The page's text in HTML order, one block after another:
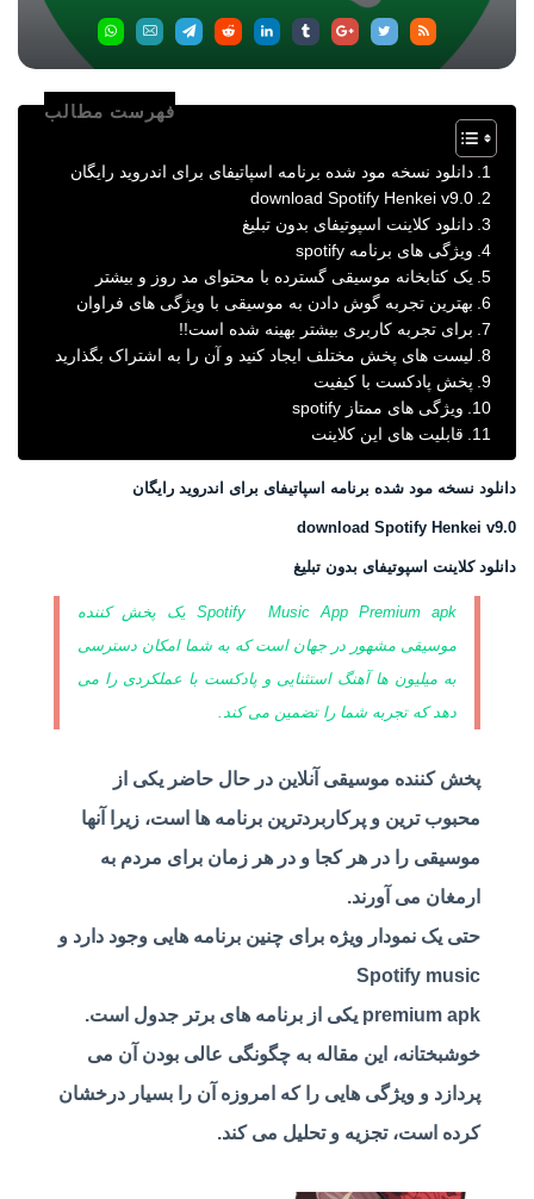
فهرست مطالب
دانلود نسخه مود شده برنامه اسپاتیفای برای اندروید رایگان
download Spotify Henkei v9.0
دانلود کلاینت اسپوتیفای بدون تبلیغ
ویژگی های برنامه spotify
یک کتابخانه موسیقی گسترده با محتوای مد روز و بیشتر
بهترین تجربه گوش دادن به موسیقی با ویژگی های فراوان
برای تجربه کاربری بیشتر بهینه شده است!!
لیست های پخش مختلف ایجاد کنید و آن را به اشتراک بگذارید
پخش پادکست با کیفیت
ویژگی های ممتاز spotify
قابلیت های این کلاینت
دانلود نسخه مود شده برنامه اسپاتیفای برای اندروید رایگان
download Spotify Henkei v9.0
دانلود کلاینت اسپوتیفای بدون تبلیغ
Spotify Music App
Premium apk یک پخش کننده
موسیقی مشهور در جهان است که به شما امکان دسترسی
به میلیون ها آهنگ استثنایی و پادکست با عملکردی را می
دهد که تجربه شما را تضمین می کند.
پخش کننده موسیقی آنلاین در حال حاضر یکی از
محبوب ترین و پرکاربردترین برنامه ها است، زیرا آنها
موسیقی را در هر کجا و در هر زمان برای مردم به
ارمغان می آورند.
حتی یک نمودار ویژه برای چنین برنامه هایی وجود دارد و
Spotify music
premium apk یکی از برنامه های برتر جدول است.
خوشبختانه، این مقاله به چگونگی عالی بودن آن می
پردازد و ویژگی هایی را که امروزه آن را بسیار درخشان
کرده است، تجزیه و تحلیل می کند.